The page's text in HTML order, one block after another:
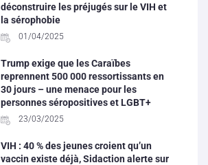
déconstruire les préjugés sur le VIH et
la sérophobie
01/04/2025
Trump exige que les Caraïbes
reprennent 500 000 ressortissants en
30 jours – une menace pour les
personnes séropositives et LGBT+
23/03/2025
VIH : 40 % des jeunes croient qu’un
vaccin existe déjà, Sidaction alerte sur